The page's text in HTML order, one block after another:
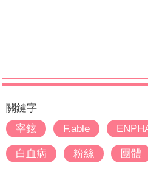
關鍵字
宰鉉
F.able
白血病 粉絲 團體